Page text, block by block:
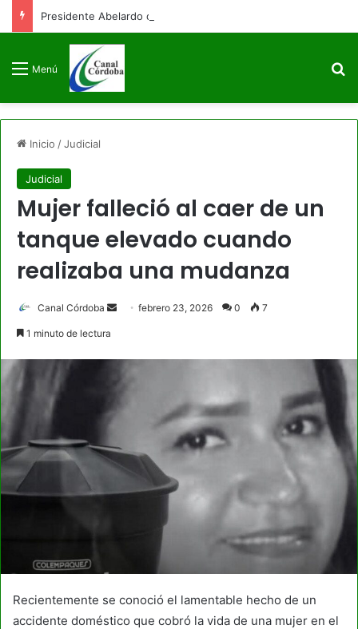
Menú
Inicio /Judicial
Judicial
Mujer falleció al caer de un
tanque elevado cuando
realizaba una mudanza
Canal Córdoba
Sendfebrero 23, 2026 0 7
1 minuto de lectura
Recientemente se conoció el lamentable hecho de un
accidente doméstico que cobró la vida de una mujer en el